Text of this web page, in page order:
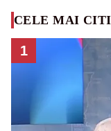
CELE MAI
1